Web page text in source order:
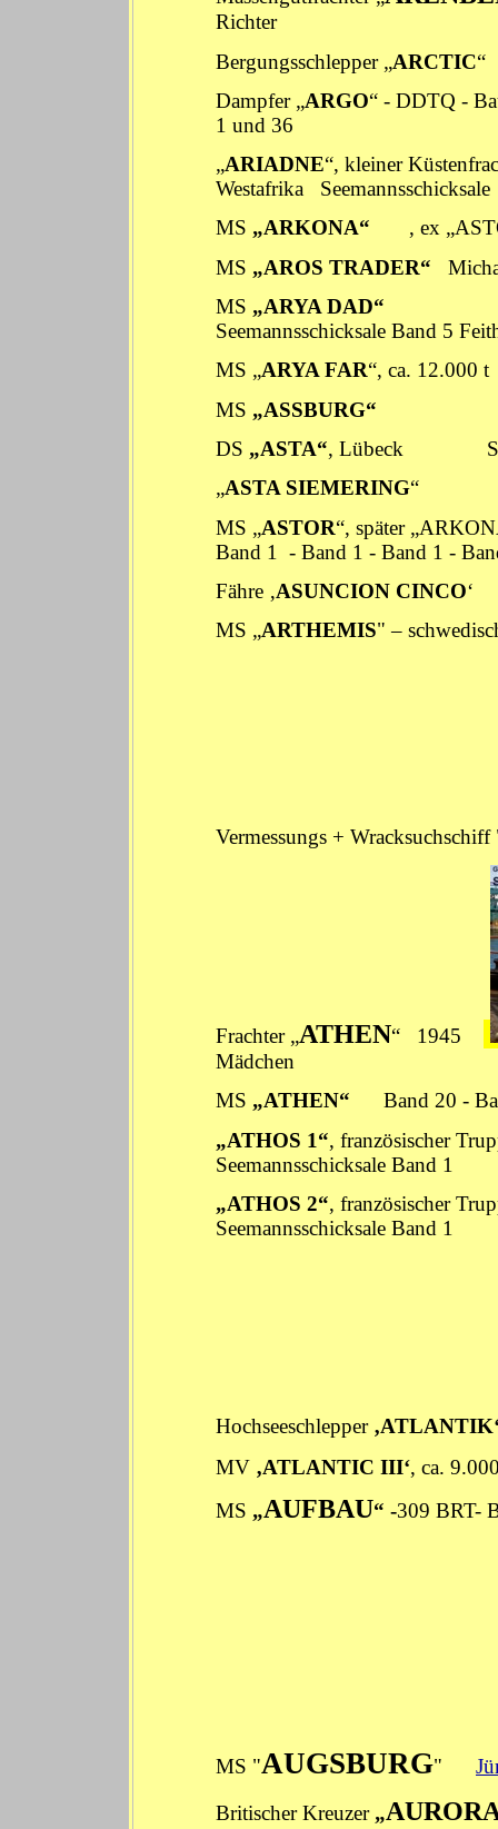
Richter
Bergungsschlepper „ARCTIC
Dampfer „ARGO“ - DDTQ -
1 und 36
„ARIADNE“, kleiner
Westafrika
MS „ARKONA“ , ex
MS „AROS TRADER“
MS „ARYA DAD“
Seemannsschicksale Band 5
MS „ARYA FAR“, ca. 12.000
MS „ASSBURG“
DS „ASTA“, Lübeck
„ASTA SIEMERING“
MS „ASTOR“, später
Band 1
- Band 1 - Band 1 -
Fähre ‚ASUNCION CINCO
MS „ARTHEMIS" –
Vermessungs + Wracksuchschiff
Frachter „ATHEN“ 1945
Mädchen
MS „ATHEN“ Band 20 -
„ATHOS 1“, französischer
Seemannsschicksale Band 1
„ATHOS 2“, französischer
Seemannsschicksale Band 1
Hochseeschlepper
MV ‚ATLANTIC III‘, ca.
MS „AUFBAU“ -309 BRT-
MS "AUGSBURG"
Britischer Kreuzer „